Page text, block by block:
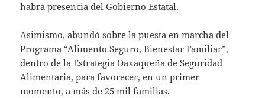
habrá presencia del Gobierno Estatal.
Asimismo, abundó sobre la puesta en marcha del
Programa “Alimento Seguro, Bienestar Familiar”,
dentro de la Estrategia Oaxaqueña de Seguridad
Alimentaria, para favorecer, en un primer
momento, a más de 25 mil familias.